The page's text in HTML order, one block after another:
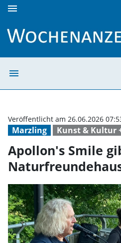
menu
menu
Marzling Kunst & Kultur
Veröffentlicht am 26.06.2026
Apollon's Smile